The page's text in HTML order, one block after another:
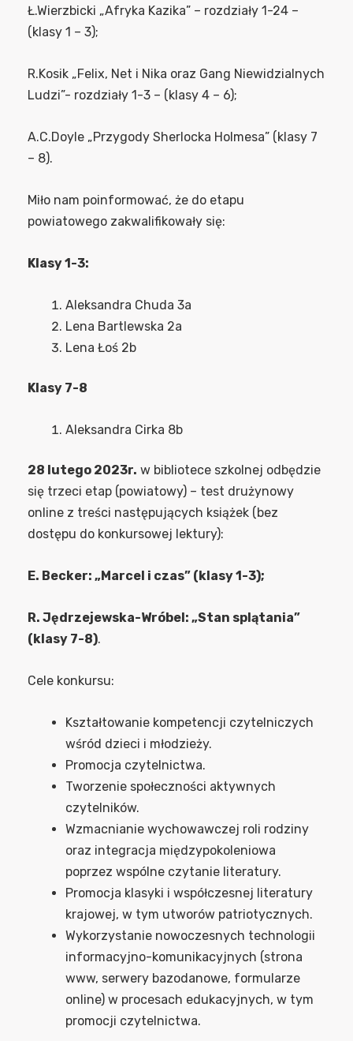
Ł.Wierzbicki „Afryka Kazika” – rozdziały 1-24 –
(klasy 1 – 3);
R.Kosik „Felix, Net i Nika oraz Gang Niewidzialnych
Ludzi”- rozdziały 1-3 – (klasy 4 – 6);
A.C.Doyle „Przygody Sherlocka Holmesa” (klasy 7
– 8).
Miło nam poinformować, że do etapu
powiatowego zakwalifikowały się:
Klasy 1-3:
Aleksandra Chuda 3a
Lena Bartlewska 2a
Lena Łoś 2b
Klasy 7-8
Aleksandra Cirka 8b
28 lutego 2023r. w bibliotece szkolnej odbędzie
się trzeci etap (powiatowy) – test drużynowy
online z treści następujących książek (bez
dostępu do konkursowej lektury):
E. Becker: „Marcel i czas” (klasy 1-3);
R. Jędrzejewska-Wróbel: „Stan splątania”
(klasy 7-8).
Cele konkursu:
Kształtowanie kompetencji czytelniczych
wśród dzieci i młodzieży.
Promocja czytelnictwa.
Tworzenie społeczności aktywnych
czytelników.
Wzmacnianie wychowawczej roli rodziny
oraz integracja międzypokoleniowa
poprzez wspólne czytanie literatury.
Promocja klasyki i współczesnej literatury
krajowej, w tym utworów patriotycznych.
Wykorzystanie nowoczesnych technologii
informacyjno-komunikacyjnych (strona
www, serwery bazodanowe, formularze
online) w procesach edukacyjnych, w tym
promocji czytelnictwa.